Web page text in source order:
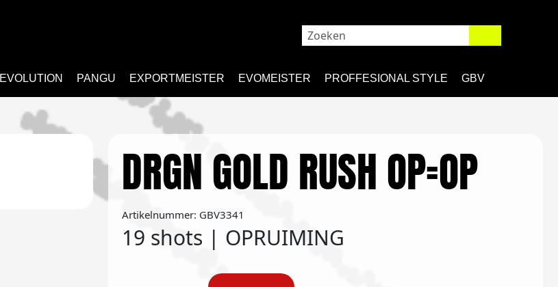
EVOLUTION PANGU EXPORTMEISTER EVOMEISTER PROFFESIONAL STYLE GBV
DRGN GOLD RUSH OP=OP
Artikelnummer: GBV3341
19 shots | OPRUIMING